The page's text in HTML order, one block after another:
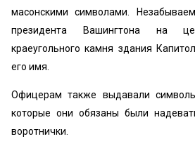
масонскими символами.
президента Вашингтона на
краеугольного камня здания
его имя.
Офицерам также выдавали
которые они обязаны были
воротнички.